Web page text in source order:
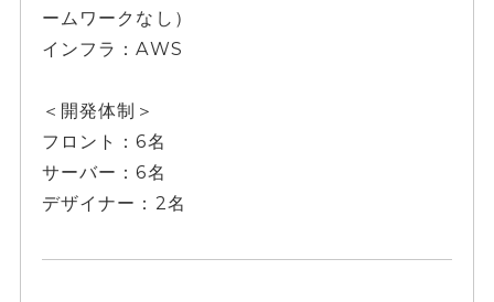
ームワークなし）
インフラ：AWS
＜開発体制＞
フロント：6名
サーバー：6名
デザイナー：2名